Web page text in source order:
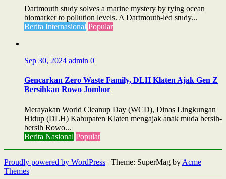
Dartmouth study solves a marine mystery by tying ocean
biomarker to pollution levels. A Dartmouth-led study...
Berita Internasional Popular
Sep 30, 2024 admin 0
Gencarkan Zero Waste Family, DLH Klaten Ajak Gen Z
Bersihkan Rowo Jombor
Merayakan World Cleanup Day (WCD), Dinas Lingkungan
Hidup (DLH) Kabupaten Klaten mengajak anak muda bersih-
bersih Rowo...
Berita Nasional Popular
Proudly powered by WordPress | Theme: SuperMag by Acme
Themes